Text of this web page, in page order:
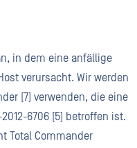
in dem eine anfällige
verursacht. Wir werden
[7] verwenden, die eine
6706 [5] betroffen ist.
Total Commander